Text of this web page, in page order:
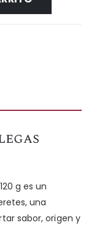
g es un
una
sabor, origen y